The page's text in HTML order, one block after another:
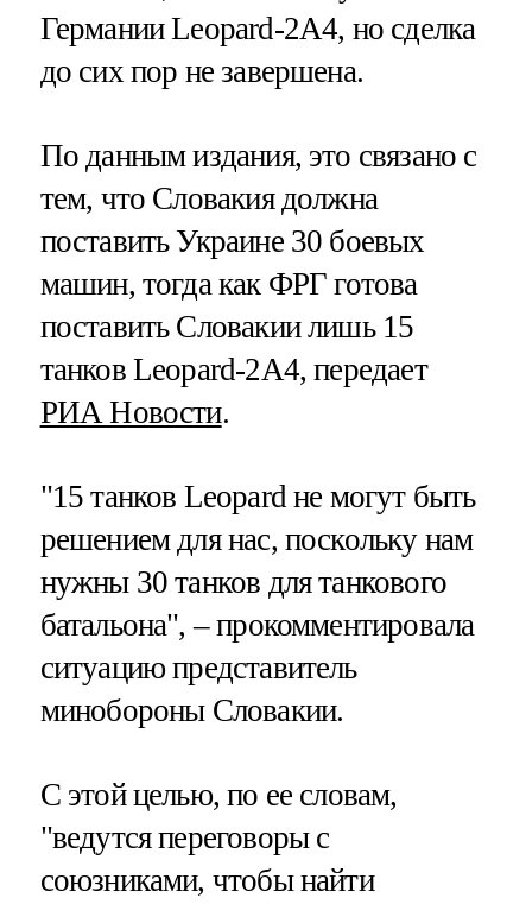
Германии Leopard-2A4, но сделка
до сих пор не завершена.
По данным издания, это связано с
тем, что Словакия должна
поставить Украине 30 боевых
машин, тогда как ФРГ готова
поставить Словакии лишь 15
танков Leopard-2A4, передает
РИА Новости.
"15 танков Leopard не могут быть
решением для нас, поскольку нам
нужны 30 танков для танкового
батальона", – прокомментировала
ситуацию представитель
минобороны Словакии.
С этой целью, по ее словам,
"ведутся переговоры с
союзниками, чтобы найти